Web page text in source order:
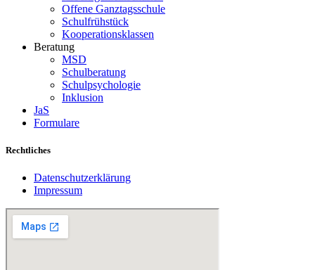
Offene Ganztagsschule
Schulfrühstück
Kooperationsklassen
Beratung
MSD
Schulberatung
Schulpsychologie
Inklusion
JaS
Formulare
Rechtliches
Datenschutzerklärung
Impressum